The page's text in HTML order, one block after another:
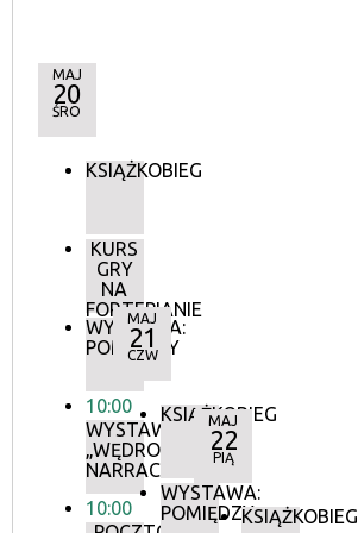
MAJ
20
ŚRO
KSIĄŻKOBIEG
KURS
GRY
NA
FORTEPIANIE
WYSTAWA:
POMIĘDZY
10:00
WYSTAWA:
„WĘDROWNE
NARRACJE”
10:00
MAJ
21
CZW
KSIĄŻKOBIEG
WYSTAWA:
POMIĘDZY
MAJ
22
PIĄ
KSIĄŻKOBIEG